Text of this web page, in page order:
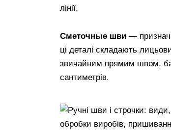
лінії.
Сметочные шви —
ці деталі складають
звичайним прямим швом,
сантиметрів.